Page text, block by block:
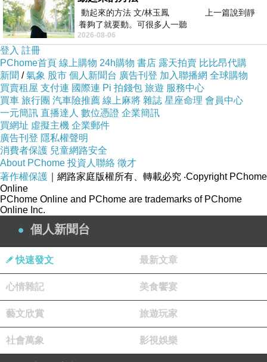
☆樓梯邊牆的獎盃、獎牌和照片，繼續盡忠職守，好好
的。
☆教師休息室吧檯邊的咖啡杯盤，門被震開了，所有的
易碎品都非常堅強，好好的。
動起來的方法 文/林玉鳳 上一篇說到靜
養夠了就要動。可很多人一聽
2026-08-06
登入 註冊
PChome首頁 線上購物 24h購物 書店 露天拍賣 比比昂代購
新聞 /氣象 股市 個人新聞台 廣告刊登 加入聯播網 全球購物
買賣租屋 支付連 國際連 Pi 拍錢包 旅遊 服務中心
買車 旅行團 汽車險推薦 線上麻將 雜誌 星座命理 會員中心
一元簡訊 直播達人 數位憑證 企業簡訊
買網址 虛擬主機 企業郵件
廣告刊登 隱私權聲明
消費者保護 兒童網路安全
About PChome 投資人聯絡 徵才
著作權保護 ｜網路家庭版權所有、轉載必究 ‧Copyright PChome
Online
PChome Online and PChome are trademarks of PChome
Online Inc.
個人新聞台
快速發文 最新文章
心情雜記 美食饗宴
藝文欣賞 旅遊玩家
社會萬象 影視娛樂